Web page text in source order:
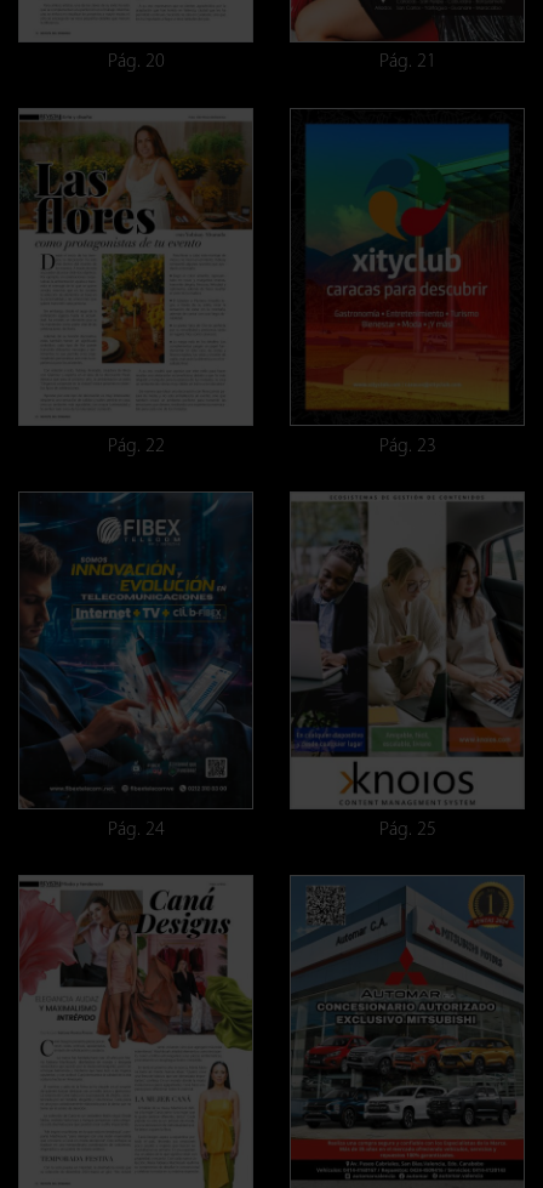
Pág. 20 Pág. 21
Pág. 22 Pág. 23
Pág. 24 Pág. 25